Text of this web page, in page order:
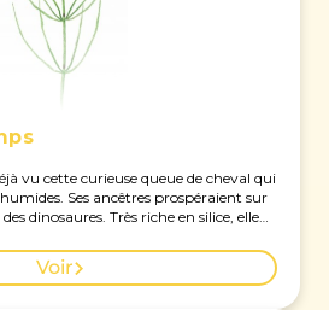
vu cette curieuse queue de cheval qui
Ses ancêtres prospéraient sur
dinosaures. Très riche en silice, elle
En savoir plus sur cette espèce à Genève ici.
Voir